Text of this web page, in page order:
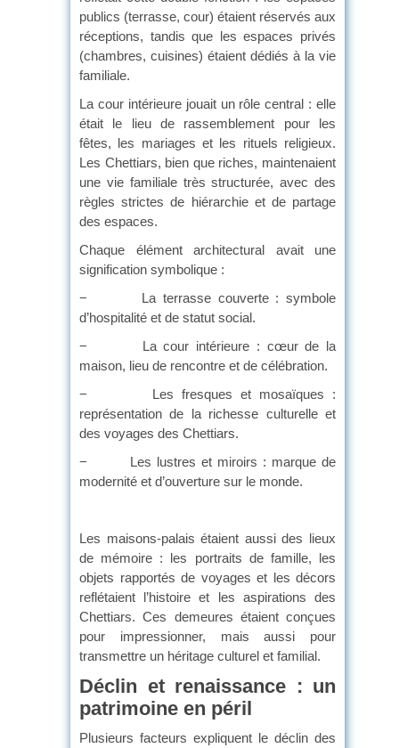
publics (terrasse, cour) étaient réservés aux
réceptions, tandis que les espaces privés
(chambres, cuisines) étaient dédiés à la vie
familiale.
La cour intérieure jouait un rôle central : elle
était le lieu de rassemblement pour les
fêtes, les mariages et les rituels religieux.
Les Chettiars, bien que riches, maintenaient
une vie familiale très structurée, avec des
règles strictes de hiérarchie et de partage
des espaces.
Chaque élément architectural avait une
signification symbolique :
− La terrasse couverte : symbole
d’hospitalité et de statut social.
− La cour intérieure : cœur de la
maison, lieu de rencontre et de célébration.
− Les fresques et mosaïques :
représentation de la richesse culturelle et
des voyages des Chettiars.
− Les lustres et miroirs : marque de
modernité et d’ouverture sur le monde.
Les maisons-palais étaient aussi des lieux
de mémoire : les portraits de famille, les
objets rapportés de voyages et les décors
reflétaient l’histoire et les aspirations des
Chettiars. Ces demeures étaient conçues
pour impressionner, mais aussi pour
transmettre un héritage culturel et familial.
Déclin et renaissance : un
patrimoine en péril
Plusieurs facteurs expliquent le déclin des